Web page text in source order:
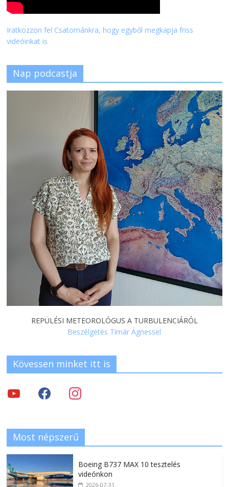
Iratkozzon fel Csatornánkra, hogy egyből megkapja friss
videóinkat is
Nap podcastja
REPÜLÉSI METEOROLÓGUS A TURBULENCIÁRÓL
Beszélgetés Tímár Ágnessel
Kövessen minket itt is
Most népszerű
Boeing B737 MAX 10 tesztelés
videónkon
2026-07-31